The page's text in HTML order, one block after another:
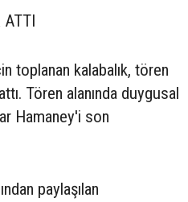
ATTI
toplanan kalabalık, tören
Tören alanında duygusal
Hamaney'i son
paylaşılan